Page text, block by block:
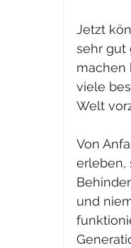
Jetzt
sehr gut
machen
viele
Welt
Von
erleben,
und